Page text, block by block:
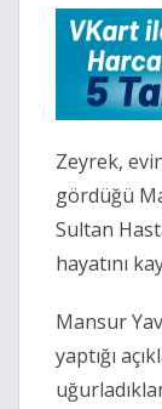
Zeyrek,
gördüğü
Sultan
hayatını
Mansur
yaptığı